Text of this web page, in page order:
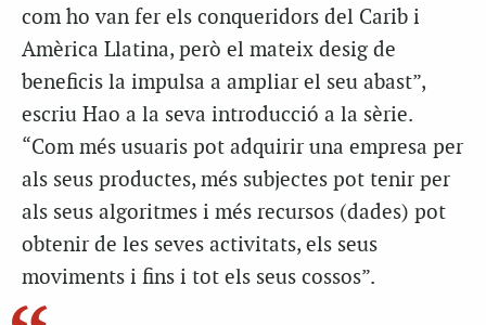
com ho van fer els conqueridors del Carib i
Amèrica Llatina, però el mateix desig de
beneficis la impulsa a ampliar el seu abast”,
escriu Hao a la seva introducció a la sèrie.
“Com més usuaris pot adquirir una empresa per
als seus productes, més subjectes pot tenir per
als seus algoritmes i més recursos (dades) pot
obtenir de les seves activitats, els seus
moviments i fins i tot els seus cossos”.